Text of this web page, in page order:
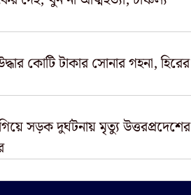
কোটি টাকার সোনার গহনা, হিরের
সড়ক দুর্ঘটনায় মৃত্যু উত্তরপ্রদেশের